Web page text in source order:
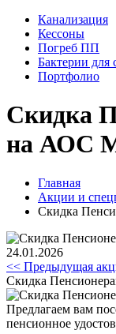
Канализация
Кессоны
Погреб ПП
Бактерии для
Портфолио
Скидка
на АОС
Главная
Акции и
Скидка
24.01.2026
<< Предыдущая
Скидка
Предлагаем вам
пенсионное